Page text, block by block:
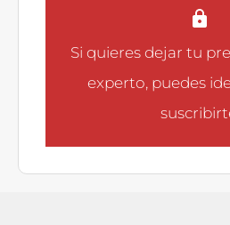
Si quieres dejar tu
experto, puedes